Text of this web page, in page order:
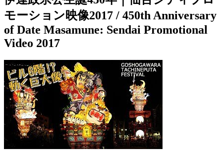
モーション映像2017 / 450th Anniversary
of Date Masamune: Sendai Promotional
Video 2017